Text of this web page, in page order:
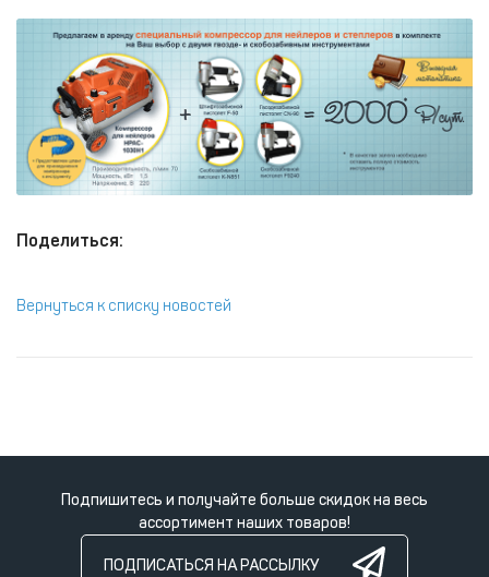
Поделиться:
Вернуться к списку новостей
Подпишитесь и получайте больше скидок на весь
ассортимент наших товаров!
ПОДПИСАТЬСЯ НА РАССЫЛКУ